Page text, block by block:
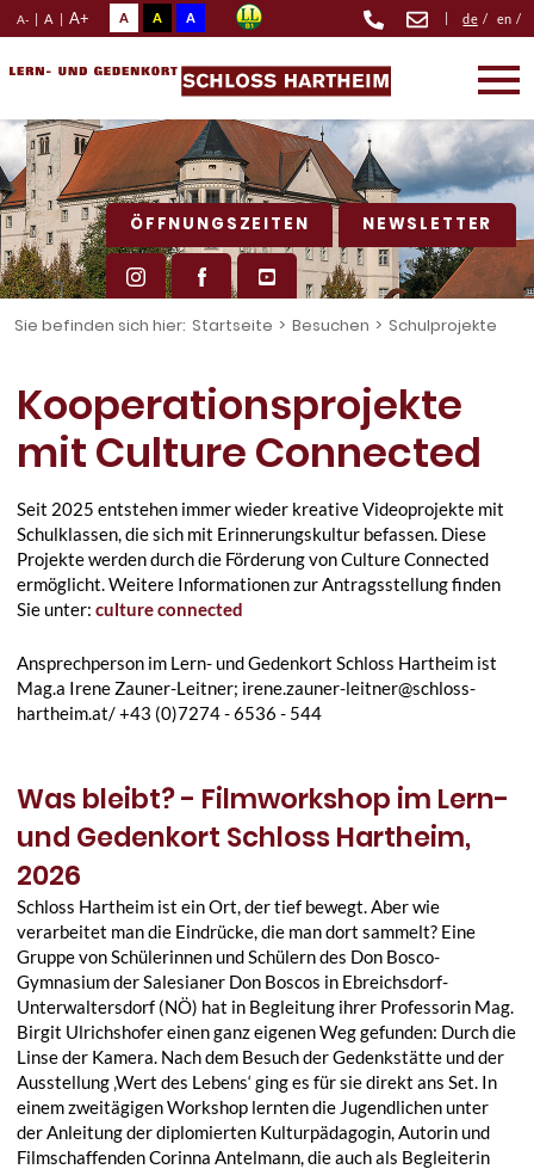
A- | A | A+ A A A | de / en /
ÖFFNUNGSZEITEN NEWSLETTER
Sie befinden sich hier: Startseite > Besuchen > Schulprojekte
Kooperationsprojekte
mit Culture Connected
Seit 2025 entstehen immer wieder kreative Videoprojekte mit
Schulklassen, die sich mit Erinnerungskultur befassen. Diese
Projekte werden durch die Förderung von Culture Connected
ermöglicht. Weitere Informationen zur Antragsstellung finden
Sie unter:culture connected
Ansprechperson im Lern- und Gedenkort Schloss Hartheim ist
Mag.a Irene Zauner-Leitner; irene.zauner-leitner@schloss-
hartheim.at/ +43 (0)7274 - 6536 - 544
Was bleibt? - Filmworkshop im Lern-
und Gedenkort Schloss Hartheim,
2026
Schloss Hartheim ist ein Ort, der tief bewegt. Aber wie
verarbeitet man die Eindrücke, die man dort sammelt? Eine
Gruppe von Schülerinnen und Schülern des Don Bosco-
Gymnasium der Salesianer Don Boscos in Ebreichsdorf-
Unterwaltersdorf (NÖ) hat in Begleitung ihrer Professorin Mag.
Birgit Ulrichshofer einen ganz eigenen Weg gefunden: Durch die
Linse der Kamera. Nach dem Besuch der Gedenkstätte und der
Ausstellung ‚Wert des Lebens‘ ging es für sie direkt ans Set. In
einem zweitägigen Workshop lernten die Jugendlichen unter
der Anleitung der diplomierten Kulturpädagogin, Autorin und
Filmschaffenden Corinna Antelmann, die auch als Begleiterin